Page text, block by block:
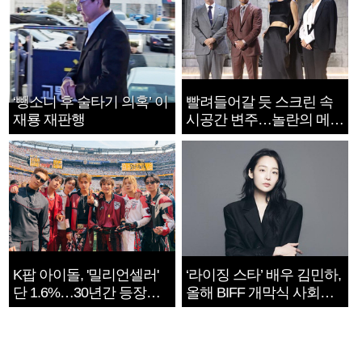
‘뺑소니 후 술타기 의혹’ 이
재룡 재판행
빨려들어갈 듯 스크린 속
시공간 변주…놀란의 메시
지는 ‘전쟁 속죄’
K팝 아이돌, '밀리언셀러'
단 1.6%…30년간 등장
1182개팀 전수조사
‘라이징 스타’ 배우 김민하,
올해 BIFF 개막식 사회자
확정